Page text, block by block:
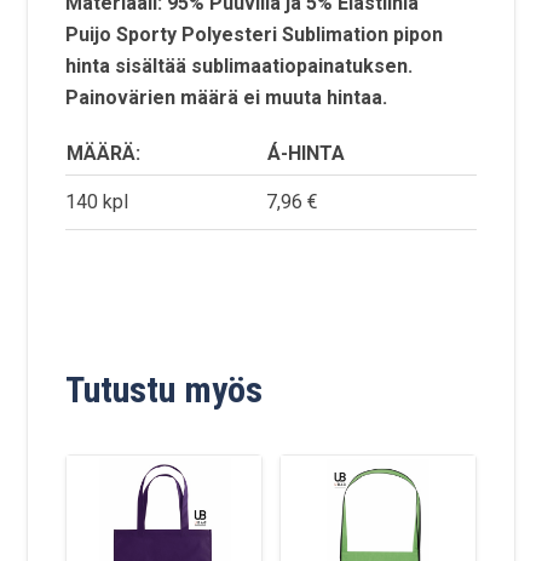
Puijo Sporty Polyesteri Sublimation pipon
hinta sisältää sublimaatiopainatuksen.
Painovärien määrä ei muuta hintaa.
MÄÄRÄ: Á-HINTA
140 kpl 7,96 €
Tutustu myös